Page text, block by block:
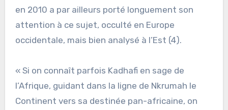
en 2010 a par ailleurs porté longuement son
attention à ce sujet, occulté en Europe
occidentale, mais bien analysé à l’Est (4).
« Si on connaît parfois Kadhafi en sage de
l’Afrique, guidant dans la ligne de Nkrumah le
Continent vers sa destinée pan-africaine, on